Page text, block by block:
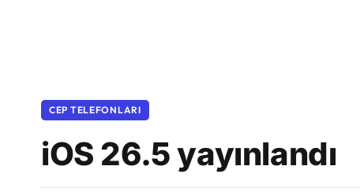
CEP TELEFONLARI
iOS 26.5 yayınlandı